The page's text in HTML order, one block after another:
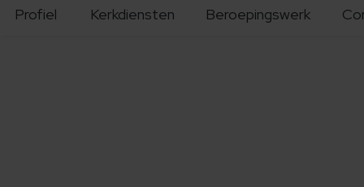
Profiel Kerkdiensten Beroepingswerk